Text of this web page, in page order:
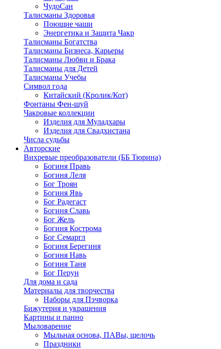
ЧудоСан
Талисманы Здоровья
Поющие чаши
Энергетика и Защита Чакр
Талисманы Богатства
Талисманы Бизнеса, Карьеры
Талисманы Любви и Брака
Талисманы для Детей
Талисманы Учебы
Символ года
Китайский (Кролик/Кот)
Фонтаны Фен-шуй
Чакровые коллекции
Изделия для Муладхары
Изделия для Свадхистана
Числа судьбы
Авторские
Вихревые преобразователи (ББ Тюрина)
Богиня Правь
Богиня Леля
Бог Троян
Богиня Явь
Бог Радегаст
Богиня Славь
Бог Жель
Богиня Кострома
Бог Семаргл
Богиня Берегиня
Богиня Навь
Богиня Таня
Бог Перун
Для дома и сада
Материалы для творчества
Наборы для Пэчворка
Бижутерия и украшения
Картины и панно
Мыловарение
Мыльная основа, ПАВы, щелочь
Праздники